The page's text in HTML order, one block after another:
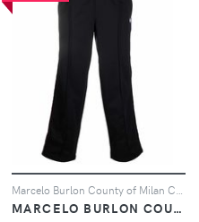
MARCELO BURLON COUNTY OF MILAN